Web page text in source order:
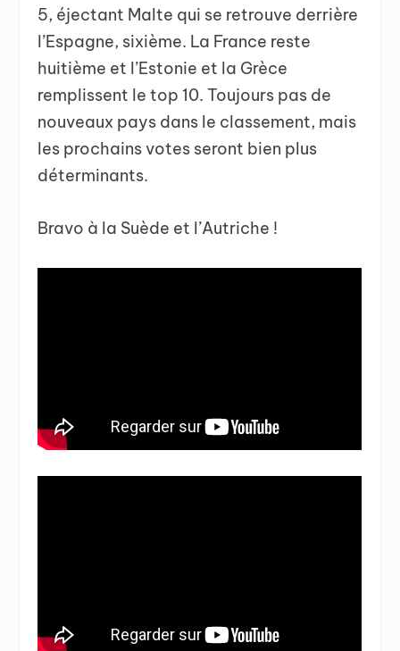
5, éjectant Malte qui se retrouve derrière
l’Espagne, sixième. La France reste
huitième et l’Estonie et la Grèce
remplissent le top 10. Toujours pas de
nouveaux pays dans le classement, mais
les prochains votes seront bien plus
déterminants.
Bravo à la Suède et l’Autriche !